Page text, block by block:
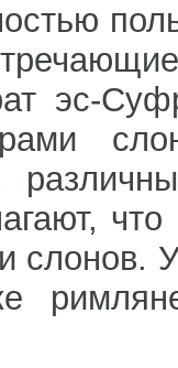
эс-
слонов.